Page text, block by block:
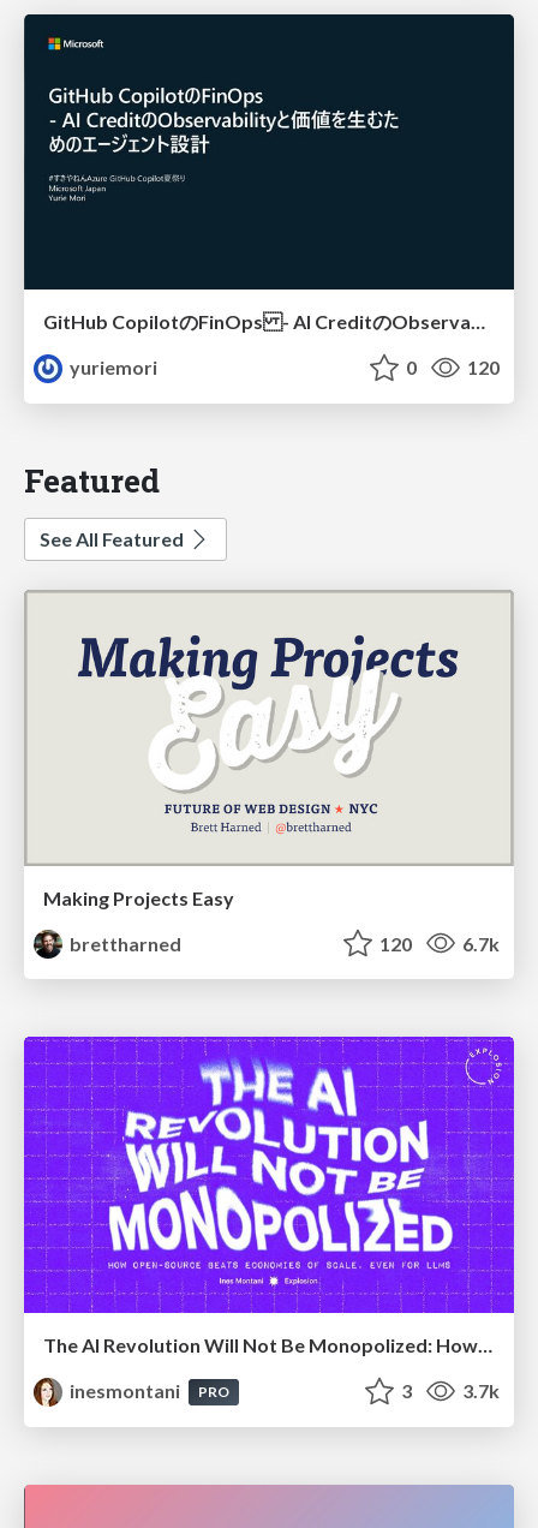
GitHub CopilotのFinOps - AI CreditのObservabilityと価値を生むためのエージェント設計
yuriemori
0 120
Featured
See All Featured
Making Projects Easy
brettharned
120 6.7k
The AI Revolution Will Not Be Monopolized: How open-source beats economies of scale, even for LLMs
inesmontani
PRO 3 3.7k